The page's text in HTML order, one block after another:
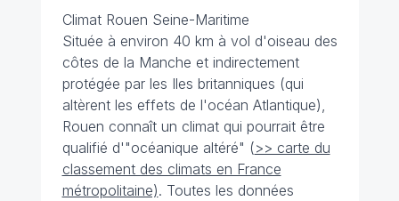
Climat Rouen Seine-Maritime
Située à environ 40 km à vol d'oiseau des
côtes de la Manche et indirectement
protégée par les Iles britanniques (qui
altèrent les effets de l'océan Atlantique),
Rouen connaît un climat qui pourrait être
qualifié d'"océanique altéré" (>> carte du
classement des climats en France
métropolitaine). Toutes les données